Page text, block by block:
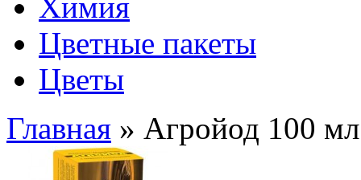
Цветные пакеты
Цветы
Главная » Агройод 100 мл